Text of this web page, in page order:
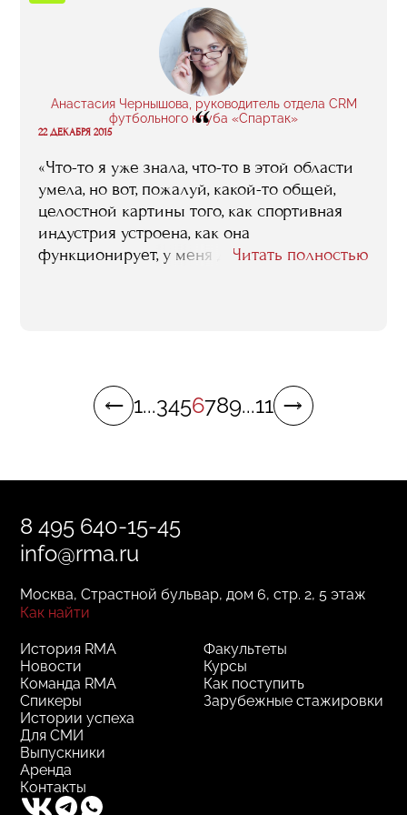
приобрела и даже нашла бизнес-партнера».
Анастасия Чернышова, руководитель отдела CRM
футбольного клуба «Спартак»
“
22 ДЕКАБРЯ 2015
«Что-то я уже знала, что-то в этой области
умела, но вот, пожалуй, какой-то общей,
целостной картины того, как спортивная
индустрия устроена, как она
функционирует, у меня до RMA не было. То,
Читать полностью
1...3456789...11
8 495 640-15-45
info@rma.ru
Москва, Страстной бульвар, дом 6, стр. 2, 5 этаж
Как найти
Факультеты
Курсы
Как поступить
Зарубежные стажировки
История RMA
Новости
Команда RMA
Спикеры
Истории успеха
Для СМИ
Выпускники
Аренда
Контакты